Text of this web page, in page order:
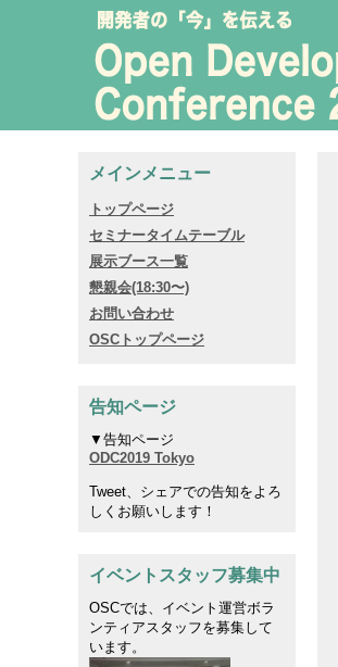
メインメニュー
トップページ
セミナータイムテーブル
展示ブース一覧
懇親会(18:30〜)
お問い合わせ
OSCトップページ
告知ページ
▼告知ページ
ODC2019 Tokyo
Tweet、シェアでの告知をよろ
しくお願いします！
イベントスタッフ募集中
OSCでは、イベント運営ボラ
ンティアスタッフを募集して
います。